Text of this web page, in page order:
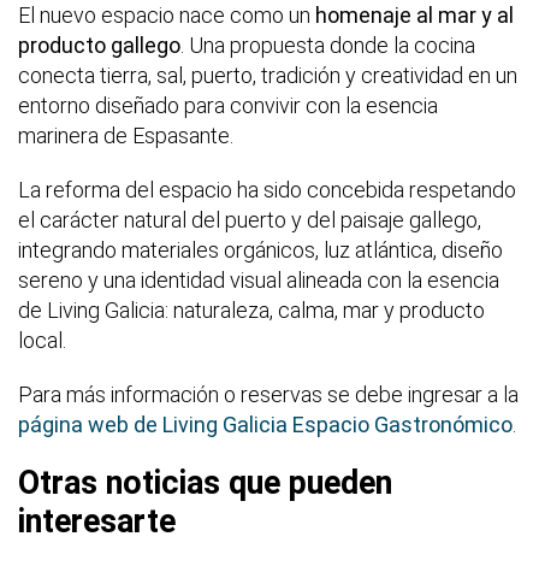
El nuevo espacio nace como un homenaje al mar y al
producto gallego. Una propuesta donde la cocina
conecta tierra, sal, puerto, tradición y creatividad en un
entorno diseñado para convivir con la esencia
marinera de Espasante.
La reforma del espacio ha sido concebida respetando
el carácter natural del puerto y del paisaje gallego,
integrando materiales orgánicos, luz atlántica, diseño
sereno y una identidad visual alineada con la esencia
de Living Galicia: naturaleza, calma, mar y producto
local.
Para más información o reservas se debe ingresar a la
página web de Living Galicia Espacio Gastronómico.
Otras noticias que pueden
interesarte